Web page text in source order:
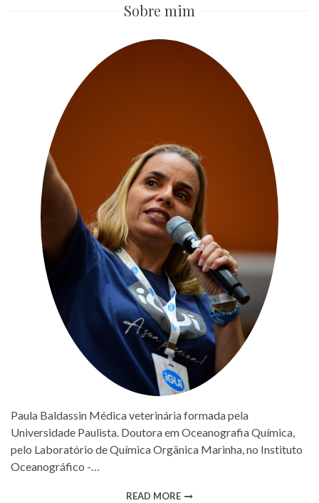
Sobre mim
Paula Baldassin Médica veterinária formada pela
Universidade Paulista. Doutora em Oceanografia Química,
pelo Laboratório de Química Orgânica Marinha, no Instituto
Oceanográfico -…
READ MORE